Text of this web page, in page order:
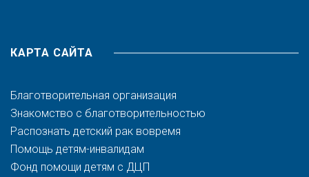
КАРТА САЙТА
Благотворительная организация
Знакомство с благотворительностью
Распознать детский рак вовремя
Помощь детям-инвалидам
Фонд помощи детям с ДЦП